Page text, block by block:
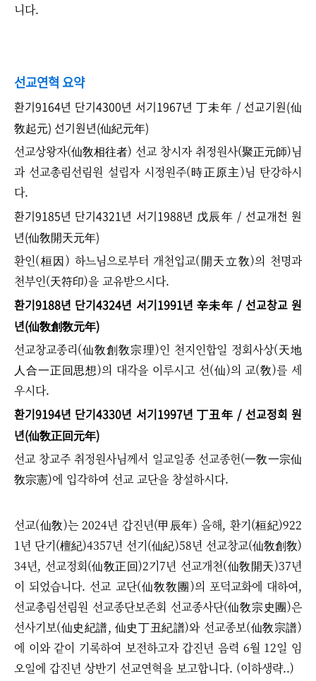
니다.
선교연혁 요약
환기9164년 단기4300년 서기1967년 丁未年 / 선교기원(仙
敎起元) 선기원년(仙紀元年)
선교상왕자(仙敎相往者) 선교 창시자 취정원사(聚正元師)님
과 선교총림선림원 설립자 시정원주(時正原主)님 탄강하시
다.
환기9185년 단기4321년 서기1988년 戊辰年 / 선교개천 원
년(仙敎開天元年)
환인(桓因) 하느님으로부터 개천입교(開天立敎)의 천명과
천부인(天符印)을 교유받으시다.
환기9188년 단기4324년 서기1991년 辛未年 / 선교창교 원
년(仙敎創敎元年)
선교창교종리(仙敎創敎宗理)인 천지인합일 정회사상(天地
人合一正回思想)의 대각을 이루시고 선(仙)의 교(敎)를 세
우시다.
환기9194년 단기4330년 서기1997년 丁丑年 / 선교정회 원
년(仙敎正回元年)
선교 창교주 취정원사님께서 일교일종 선교종헌(一敎一宗仙
敎宗憲)에 입각하여 선교 교단을 창설하시다.
선교(仙敎)는2024년 갑진년(甲辰年) 올해, 환기(桓紀)922
1년 단기(檀紀)4357년 선기(仙紀)58년 선교창교(仙敎創敎)
34년, 선교정회(仙敎正回)2기7년 선교개천(仙敎開天)37년
이 되었습니다. 선교 교단(仙敎敎團)의 포덕교화에 대하여,
선교총림선림원 선교종단보존회 선교종사단(仙敎宗史團)은
선사기보(仙史紀譜, 仙史丁丑紀譜)와 선교종보(仙敎宗譜)
에 이와 같이 기록하여 보전하고자 갑진년 음력 6월 12일 임
오일에 갑진년 상반기 선교연혁을 보고합니다. (이하생략..)